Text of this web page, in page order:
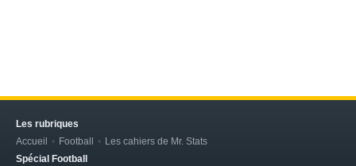
Les rubriques
Accueil
Football
Les cahiers de Mr. Stats
Spécial Football